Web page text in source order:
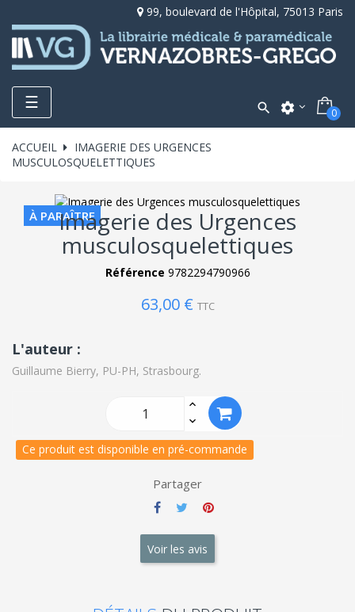
99, boulevard de l'Hôpital, 75013 Paris
Toggle
navigation
☰  settings 0
ACCUEIL
IMAGERIE DES URGENCES
MUSCULOSQUELETTIQUES
À PARAÎTRE
Imagerie des Urgences
musculosquelettiques
Référence 9782294790966
63,00 € TTC
L'auteur :
Guillaume Bierry, PU-PH, Strasbourg.
Ce produit est disponible en pré-commande
Partager
Voir les avis